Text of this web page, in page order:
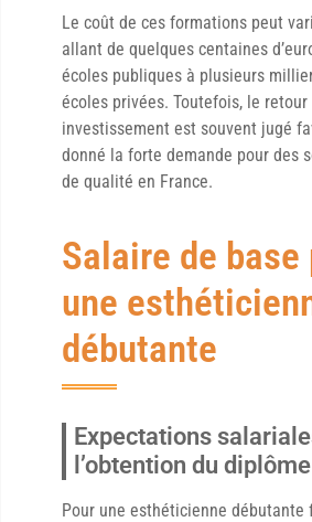
Le coût de ces formations peut
allant de quelques centaines
écoles publiques à plusieurs
écoles privées. Toutefois, le retour
investissement est souvent jugé
donné la forte demande pour des
de qualité en France.
Salaire de base
une
débutante
Expectations
l’obtention du diplôme
Pour une esthéticienne débutante